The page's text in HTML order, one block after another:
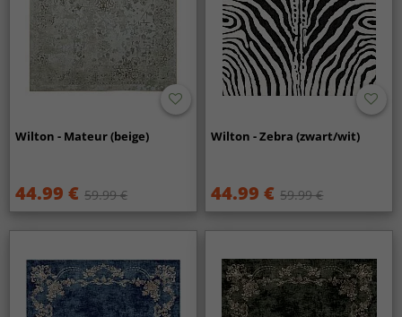
Wilton - Mateur (beige)
44.99 € 59.99 €
Wilton - Zebra (zwart/wit)
44.99 € 59.99 €